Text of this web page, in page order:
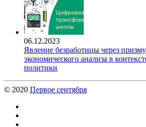
06.12.2023
Явление безработицы через
экономического анализа в
политики
© 2020 Первое сентября